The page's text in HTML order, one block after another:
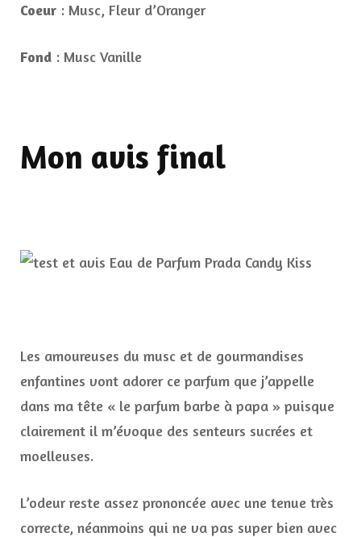
Coeur : Musc, Fleur d’Oranger
Fond : Musc Vanille
Mon avis final
Les amoureuses du musc et de gourmandises
enfantines vont adorer ce parfum que j’appelle
dans ma tête « le parfum barbe à papa » puisque
clairement il m’évoque des senteurs sucrées et
moelleuses.
L’odeur reste assez prononcée avec une tenue très
correcte, néanmoins qui ne va pas super bien avec